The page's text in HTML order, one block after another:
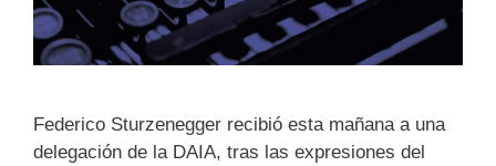
Federico Sturzenegger recibió esta mañana a una
delegación de la DAIA, tras las expresiones del